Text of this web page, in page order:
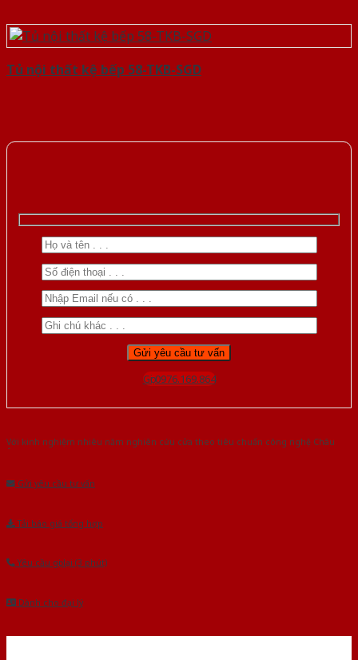
Tủ nội thất kệ bếp 58-TKB-SGD
Gọi 0976.169.864
Với kinh nghiệm nhiêu năm nghiên cứu cửa theo tiêu chuẩn công nghệ Châu
Gửi yêu cầu tư vấn
Tải báo giá tổng hợp
Yêu cầu gọi lại (3 phút)
Dành cho đại lý